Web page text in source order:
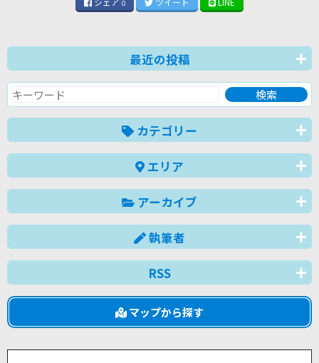
0
最近の投稿
カテゴリー
エリア
アーカイブ
執筆者
RSS
マップから探す